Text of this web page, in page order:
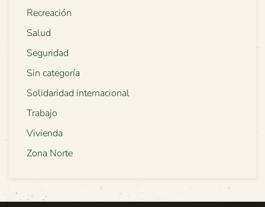
Recreación
Salud
Seguridad
Sin categoría
Solidaridad internacional
Trabajo
Vivienda
Zona Norte